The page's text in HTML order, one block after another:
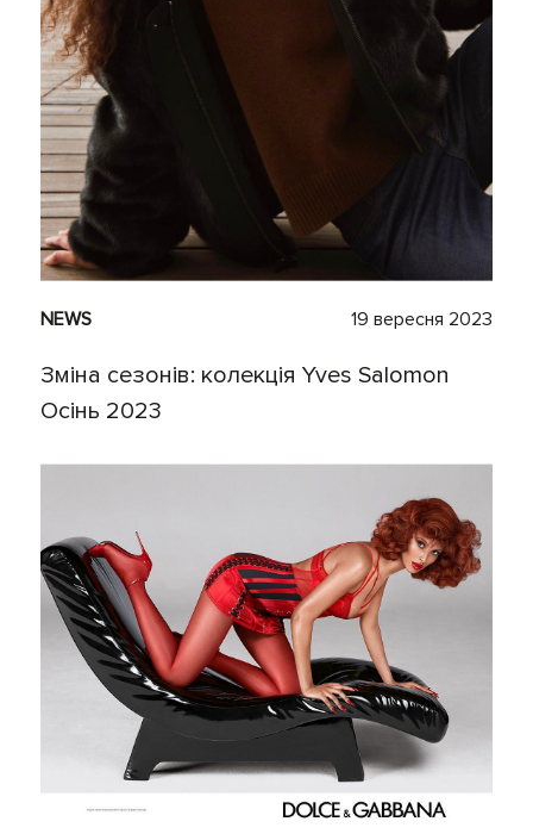
NEWS 19 вересня 2023
Зміна сезонів: колекція Yves Salomon
Осінь 2023